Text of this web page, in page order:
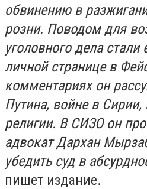
обвинению в
розни. Поводом для
уголовного дела стали
личной странице в
комментариях он
Путина, войне в
религии. В СИЗО он
адвокат Дархан
убедить суд в
пишет издание.